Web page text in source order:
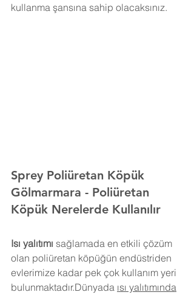
kullanma şansına sahip olacaksınız.
Sprey Poliüretan Köpük
Gölmarmara - Poliüretan
Köpük Nerelerde Kullanılır
Isı yalıtımı sağlamada en etkili çözüm
olan poliüretan köpüğün endüstriden
evlerimize kadar pek çok kullanım yeri
bulunmaktadır.Dünyada ısı yalıtımında